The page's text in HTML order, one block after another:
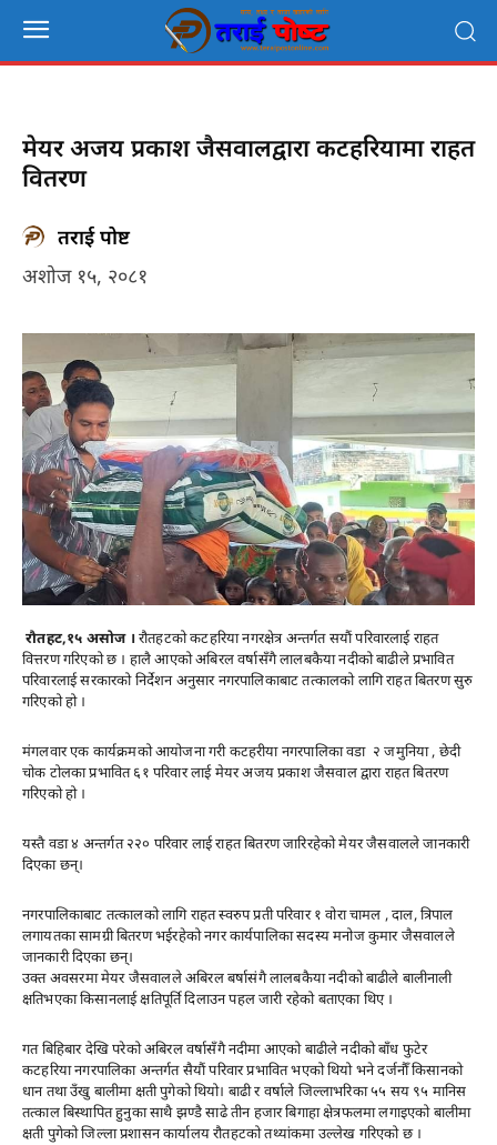
मेयर अजय प्रकाश जैसवालद्वारा कटहरियामा राहत
वितरण
तराई पोष्ट
अशोज १५, २०८१
रौतहट,१५ असोज ।रौतहटको कटहरिया नगरक्षेत्र अन्तर्गत सयौं परिवारलाई राहत
वित्तरण गरिएको छ । हालै आएको अबिरल वर्षासँगै लालबकैया नदीको बाढीले प्रभावित
परिवारलाई सरकारको निर्देशन अनुसार नगरपालिकाबाट तत्कालको लागि राहत बितरण सुरु
गरिएको हो ।
मंगलवार एक कार्यक्रमको आयोजना गरी कटहरीया नगरपालिका वडा २ जमुनिया , छेदी
चोक टोलका प्रभावित ६१ परिवार लाई मेयर अजय प्रकाश जैसवाल द्वारा राहत बितरण
गरिएको हो ।
यस्तै वडा ४ अन्तर्गत २२० परिवार लाई राहत बितरण जारिरहेको मेयर जैसवालले जानकारी
दिएका छन्।
नगरपालिकाबाट तत्कालको लागि राहत स्वरुप प्रती परिवार १ वोरा चामल , दाल, त्रिपाल
लगायतका सामग्री बितरण भईरहेको नगर कार्यपालिका सदस्य मनोज कुमार जैसवालले
जानकारी दिएका छन्।
उक्त अवसरमा मेयर जैसवालले अबिरल बर्षासंगै लालबकैया नदीको बाढीले बालीनाली
क्षतिभएका किसानलाई क्षतिपूर्ति दिलाउन पहल जारी रहेको बताएका थिए ।
गत बिहिबार देखि परेको अबिरल वर्षासँगै नदीमा आएको बाढीले नदीको बाँध फुटेर
कटहरिया नगरपालिका अन्तर्गत सैयौं परिवार प्रभावित भएको थियो भने दर्जनौँ किसानको
धान तथा उँखु बालीमा क्षती पुगेको थियो। बाढी र वर्षाले जिल्लाभरिका ५५ सय ९५ मानिस
तत्काल बिस्थापित हुनुका साथै झण्डै साढे तीन हजार बिगाहा क्षेत्रफलमा लगाइएको बालीमा
क्षती पुगेको जिल्ला प्रशासन कार्यालय रौतहटको तथ्यांकमा उल्लेख गरिएको छ ।